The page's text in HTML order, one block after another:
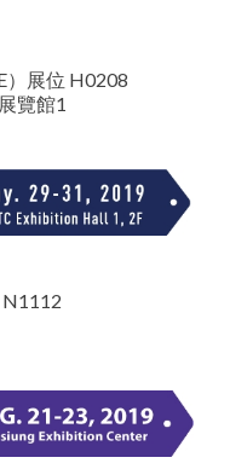
）展位 H0208
覽館1
N1112